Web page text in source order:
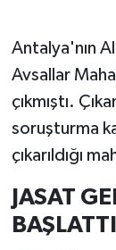
Antalya'nın
Avsallar
çıkmıştı.
soruşturma
çıkarıldığı
JASAT
BAŞLATTI